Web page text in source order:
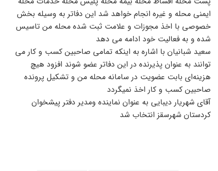
ایمنی محله و غیره انجام خواهد شد این دفاتر به وسیله بخش
خصوصی با اخذ مجوزات و علامت ثبت شده محله من تاسیس
شده و به فعالیت خود ادامه می دهد
سعید شبانیان با اشاره به اینکه تمامی صاحبین کسب و کار می
توانند به عنوان پذیرنده در این دفاتر عضو شوند افزود هیچ
هزینه‌ای بابت عضویت در سامانه محله من و تشکیل پرونده
صاحبین کسب و کار اخذ نمیگردد
آقای شهریار دیبایی به عنوان نماینده ومدیر دفتر پیشخوان
کردستان شهرسقز انتخاب شد